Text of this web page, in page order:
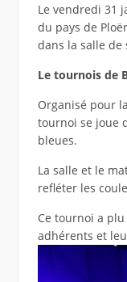
Le vendredi 31
du pays de
dans la salle de
Le tournois de
Organisé pour
tournoi se joue
bleues.
La salle et le
refléter les
Ce tournoi a
adhérents et